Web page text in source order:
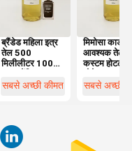
ब्रैंडेड महिला इत्र
तेल 500
मिलीलीटर 100%
ऑयल फॉर
सबसे अच्छी कीमत
मिमोसा
आवश्यक तेल
कस्टम होटल
सबसे अच्छी